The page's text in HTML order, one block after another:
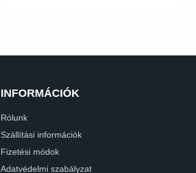
INFORMÁCIÓK
Rólunk
Szállítási információk
Fizetési módok
Adatvédelmi szabályzat